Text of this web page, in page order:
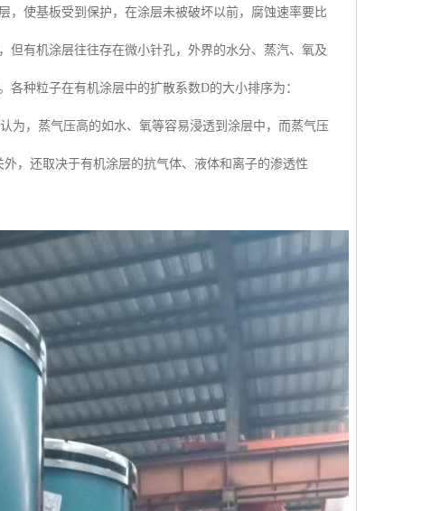
，使基板受到保护，在涂层未被破坏以前，腐蚀速率要比
但有机涂层往往存在微小针孔，外界的水分、蒸汽、氧及
种粒子在有机涂层中的扩散系数D的大小排序为：
为，蒸气压高的如水、氧等容易浸透到涂层中，而蒸气压
，还取决于有机涂层的抗气体、液体和离子的渗透性